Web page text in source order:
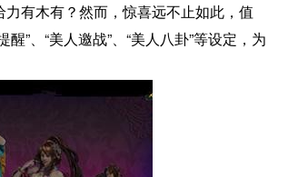
有木有？然而，惊喜远不止如此，值
”、“美人邀战”、“美人八卦”等设定，为